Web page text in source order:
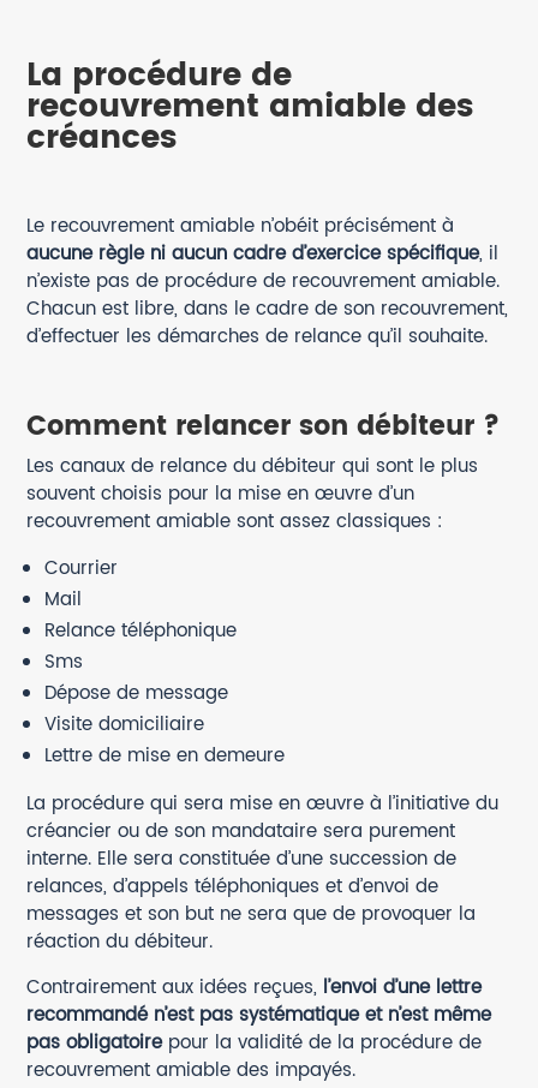
La procédure de
recouvrement amiable des
créances
Le recouvrement amiable n’obéit précisément à
aucune règle ni aucun cadre d’exercice spécifique, il
n’existe pas de procédure de recouvrement amiable.
Chacun est libre, dans le cadre de son recouvrement,
d’effectuer les démarches de relance qu’il souhaite.
Comment relancer son débiteur ?
Les canaux de relance du débiteur qui sont le plus
souvent choisis pour la mise en œuvre d’un
recouvrement amiable sont assez classiques :
Courrier
Mail
Relance téléphonique
Sms
Dépose de message
Visite domiciliaire
Lettre de mise en demeure
La procédure qui sera mise en œuvre à l’initiative du
créancier ou de son mandataire sera purement
interne. Elle sera constituée d’une succession de
relances, d’appels téléphoniques et d’envoi de
messages et son but ne sera que de provoquer la
réaction du débiteur.
Contrairement aux idées reçues, l’envoi d’une lettre
recommandé n’est pas systématique et n’est même
pas obligatoirepour la validité de la procédure de
recouvrement amiable des impayés.